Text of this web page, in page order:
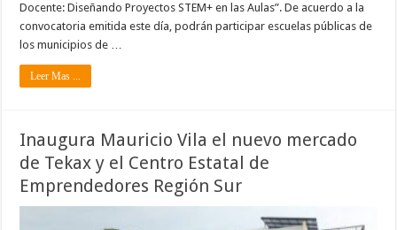
Docente: Diseñando Proyectos STEM+ en las Aulas”. De acuerdo a la
convocatoria emitida este día, podrán participar escuelas públicas de
los municipios de …
Leer Mas ...
Inaugura Mauricio Vila el nuevo mercado
de Tekax y el Centro Estatal de
Emprendedores Región Sur